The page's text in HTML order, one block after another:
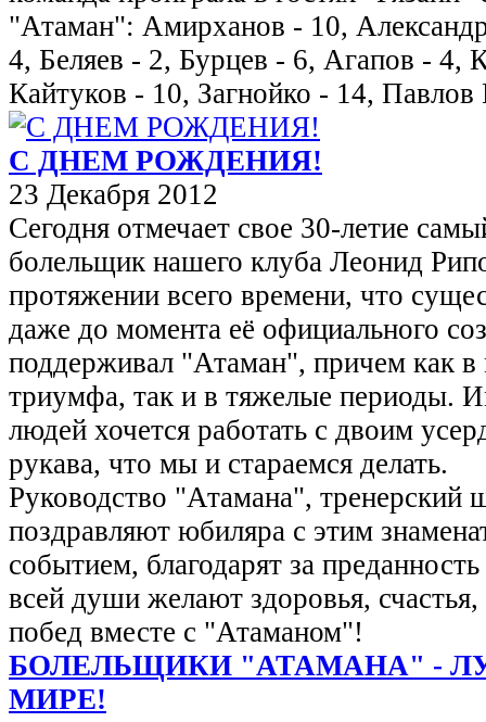
"Атаман": Амирханов - 10,
4, Беляев - 2, Бурцев - 6, Агапов - 4,
Кайтуков - 10, Загнойко - 14,
С ДНЕМ РОЖДЕНИЯ!
23 Декабря 2012
Сегодня отмечает свое 30-летие
болельщик нашего клуба Леонид
протяжении всего времени, что
даже до момента её официального
поддерживал "Атаман", причем как
триумфа, так и в тяжелые периоды.
людей хочется работать с двоим
рукава, что мы и стараемся делать.
Руководство "Атамана", тренерский
поздравляют юбиляра с этим
событием, благодарят за
всей души желают здоровья,
побед вместе с "Атаманом"!
БОЛЕЛЬЩИКИ "АТАМАНА" -
МИРЕ!